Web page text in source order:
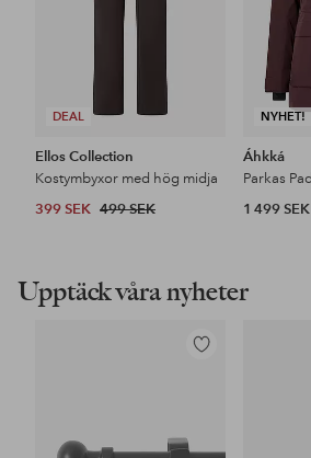
DEAL
Ellos Collection
Kostymbyxor med hög midja
399 SEK 499 SEK
NYHET!
Áhkká
1 499 SEK
Upptäck våra nyheter
Lägg